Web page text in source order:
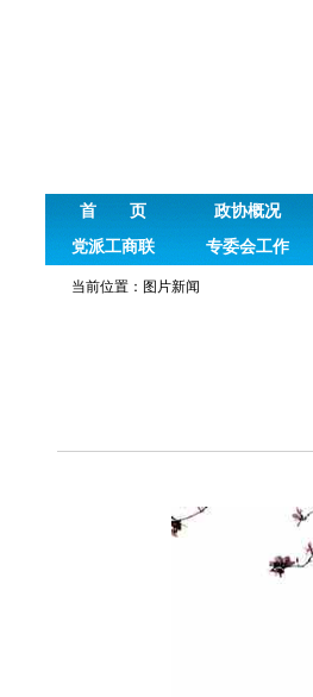
首 页 政协概况
党派工商联
专委会工作
当前位置： 图片新闻